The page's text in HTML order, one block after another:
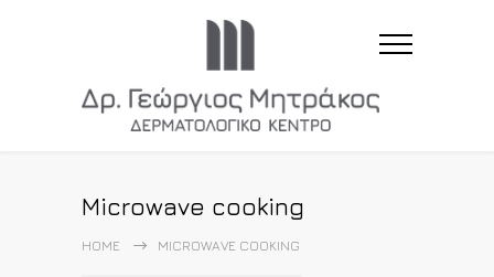
Microwave cooking
HOME MICROWAVE COOKING